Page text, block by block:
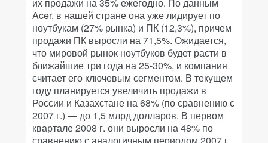
Acer, в нашей стране она уже лидирует по
ноутбукам (27% рынка) и ПК (12,3%), причем
продажи ПК выросли на 71,5%. Ожидается,
что мировой рынок ноутбуков будет расти в
ближайшие три года на 25-30%, и компания
считает его ключевым сегментом. В текущем
году планируется увеличить продажи в
России и Казахстане на 68% (по сравнению с
2007 г.) — до 1,5 млрд долларов. В первом
квартале 2008 г. они выросли на 48% по